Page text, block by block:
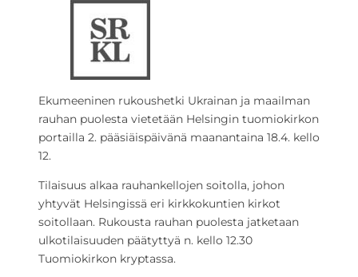
Ekumeeninen rukoushetki Ukrainan ja maailman
rauhan puolesta vietetään Helsingin tuomiokirkon
portailla 2. pääsiäispäivänä maanantaina 18.4. kello
12.
Tilaisuus alkaa rauhankellojen soitolla, johon
yhtyvät Helsingissä eri kirkkokuntien kirkot
soitollaan. Rukousta rauhan puolesta jatketaan
ulkotilaisuuden päätyttyä n. kello 12.30
Tuomiokirkon kryptassa.